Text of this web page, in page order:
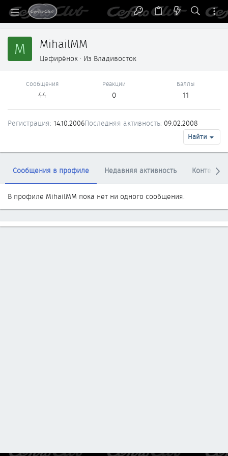
M MihailMM
Цефирёнок · Из Владивосток
Сообщения
44
Реакции
0
Баллы
11
Регистрация 14.10.2006Последняя активность 09.02.2008
Найти
Сообщения в профиле Недавняя активность Контент
В профиле MihailMM пока нет ни одного сообщения.